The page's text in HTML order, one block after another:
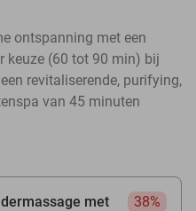
ontspanning met een
keuze (60 tot 90 min) bij
revitaliserende, purifying,
van 45 minuten
met
38%